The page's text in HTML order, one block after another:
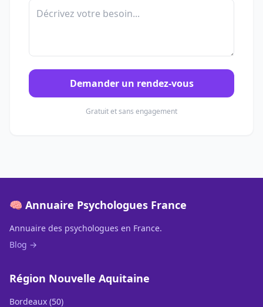
Demander un rendez-vous
Gratuit et sans engagement
🧠 Annuaire Psychologues France
Annuaire des psychologues en France.
Blog →
Région Nouvelle Aquitaine
Bordeaux (50)